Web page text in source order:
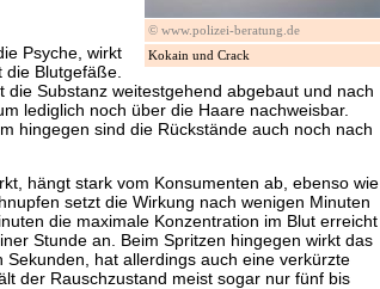
© www.polizei-beratung.de
Kokain und Crack
Psyche, wirkt
Blutgefäße.
die Substanz weitestgehend abgebaut und nach
lediglich noch über die Haare nachweisbar.
hingegen sind die Rückstände auch noch nach
hängt stark vom Konsumenten ab, ebenso wie
setzt die Wirkung nach wenigen Minuten
die maximale Konzentration im Blut erreicht
Stunde an. Beim Spritzen hingegen wirkt das
Sekunden, hat allerdings auch eine verkürzte
der Rauschzustand meist sogar nur fünf bis